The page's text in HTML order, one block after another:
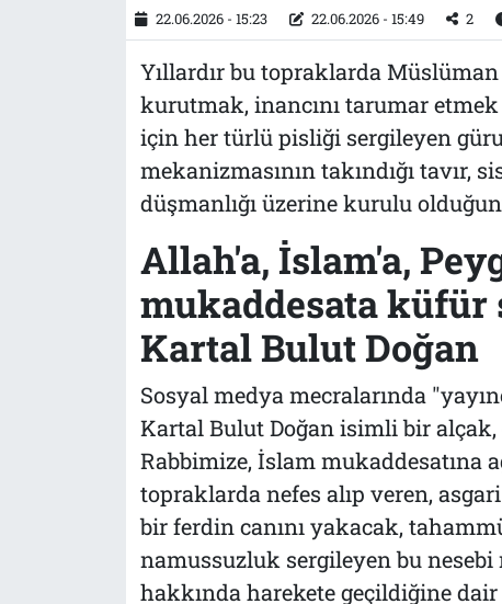
22.06.2026 - 15:23 22.06.2026 - 15:49 2
Yıllardır bu topraklarda
kurutmak, inancını tarumar
için her türlü pisliği sergileyen
mekanizmasının takındığı tavır,
düşmanlığı üzerine kurulu
Allah'a, İslam'a,
mukaddesata
Kartal Bulut Doğan
Sosyal medya mecralarında
Kartal Bulut Doğan isimli bir alçak,
Rabbimize, İslam mukaddesatına
topraklarda nefes alıp veren,
bir ferdin canını yakacak,
namussuzluk sergileyen bu
hakkında harekete geçildiğine